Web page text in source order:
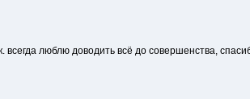
люблю доводить всё до совершенства,